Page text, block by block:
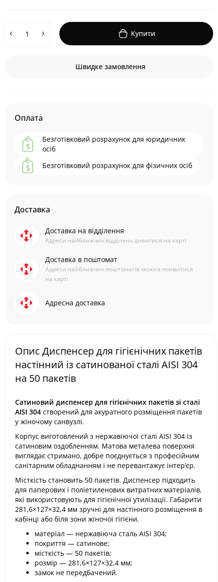
Купити
Швидке замовлення
Оплата
Безготівковий розрахунок для юридичник
осіб
Безготівковий розрахунок для фізичних осіб
Доставка
Доставка на відділення
Адреси найближчих відділень дивитися на карті
Доставка в поштомат
Адреси найближчих поштоматів можна поивитися
на карті
Адресна доставка
Опис Диспенсер для гігієнічних пакетів
настінний із сатинованої сталі AISI 304
на 50 пакетів
Сатиновий диспенсер для гігієнічних пакетів зі сталі
AISI 304 створений для акуратного розміщення пакетів
у жіночому санвузлі.
Корпус виготовлений з нержавіючої сталі AISI 304 із
сатиновим оздобленням. Матова металева поверхня
виглядає стримано, добре поєднується з професійним
санітарним обладнанням і не перевантажує інтер’єр.
Місткість становить 50 пакетів. Диспенсер підходить
для паперових і поліетиленових витратних матеріалів,
які використовують для гігієнічної утилізації. Габарити
281,6×127×32,4 мм зручні для настінного розміщення в
кабінці або біля зони жіночої гігієни.
матеріал — нержавіюча сталь AISI 304;
покриття — сатинове;
місткість — 50 пакетів;
розмір — 281,6×127×32,4 мм;
замок не передбачений.